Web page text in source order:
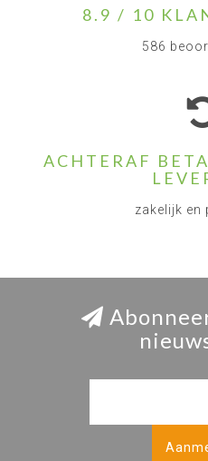
8.9 / 10
586
ACHTERAF
zakelijk en